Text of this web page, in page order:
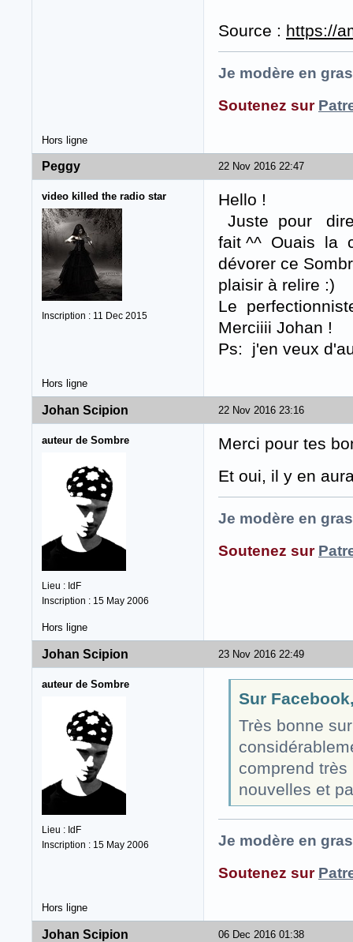
Source : https://
Je modère en
Soutenez sur
Hors ligne
22 Nov 2016 22:47
Peggy
video killed the radio star
Inscription : 11 Dec 2015
Hello !
Juste pour
fait ^^ Ouais la
dévorer ce
plaisir à relire :)
Le
Merciiii Johan !
Ps: j'en veux
Hors ligne
22 Nov 2016 23:16
Johan Scipion
auteur de Sombre
Lieu : IdF
Inscription : 15 May 2006
Merci pour tes
Et oui, il y en
Je modère en
Soutenez sur
Hors ligne
23 Nov 2016 22:49
Johan Scipion
auteur de Sombre
Lieu : IdF
Inscription : 15 May 2006
Sur
Très bonne
comprend
nouvelles et
Je modère en
Soutenez sur
Hors ligne
06 Dec 2016 01:38
Johan Scipion